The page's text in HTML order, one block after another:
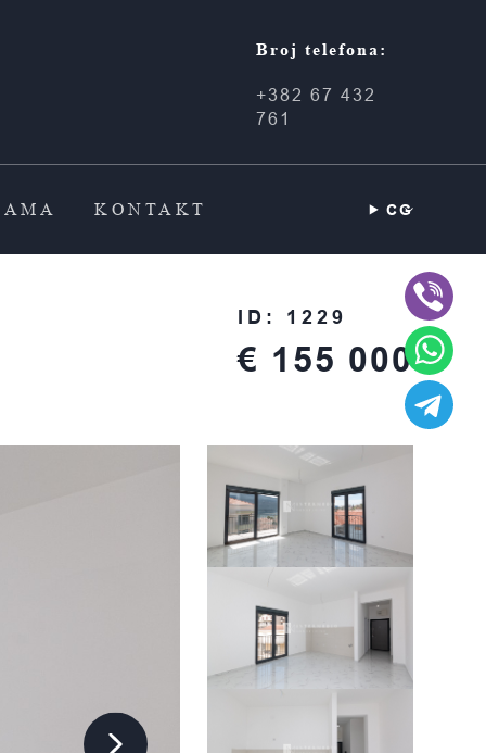
Broj telefona:
+382 67 432
761
KONTAKT CG
ID: 1229
€ 155 000